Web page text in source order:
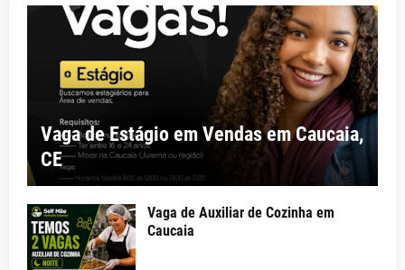
Vaga de Estágio em Vendas em Caucaia,
CE
Vaga de Auxiliar de Cozinha em
Caucaia